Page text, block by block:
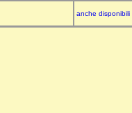
anche disponibili